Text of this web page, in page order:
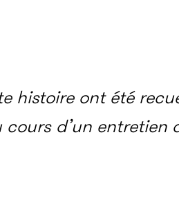
histoire ont été
d’un entretien